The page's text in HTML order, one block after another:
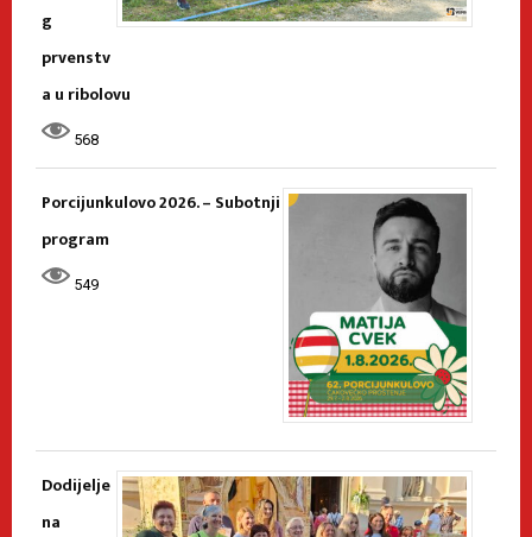
g
prvenstv
a u ribolovu
568
Porcijunkulovo 2026. – Subotnji
program
549
Dodijelje
na